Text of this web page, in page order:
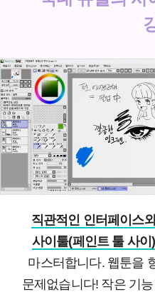
직관적인 인터페이스
사이툴(페인트 툴 사이)
마스터합니다. 웹툰을
문제없습니다! 작은 기